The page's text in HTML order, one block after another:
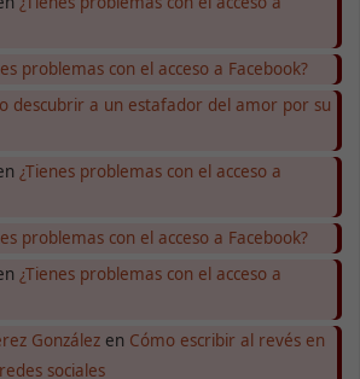
problemas con el acceso a Facebook?
descubrir a un estafador del amor por su
¿Tienes problemas con el acceso a
problemas con el acceso a Facebook?
¿Tienes problemas con el acceso a
Gonzálezen Cómo escribir al revés en
sociales